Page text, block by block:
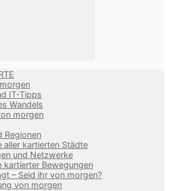
IT-Tipps
Wandels
morgen
Regionen
aller kartierten Städte
und Netzwerke
kartierter Bewegungen
– Seid ihr von morgen?
von morgen